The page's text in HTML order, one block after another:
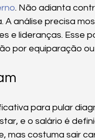
. Não adianta
análise precisa
e lideranças. Esse
por equiparação
para pular
e o salário é
mas costuma sair